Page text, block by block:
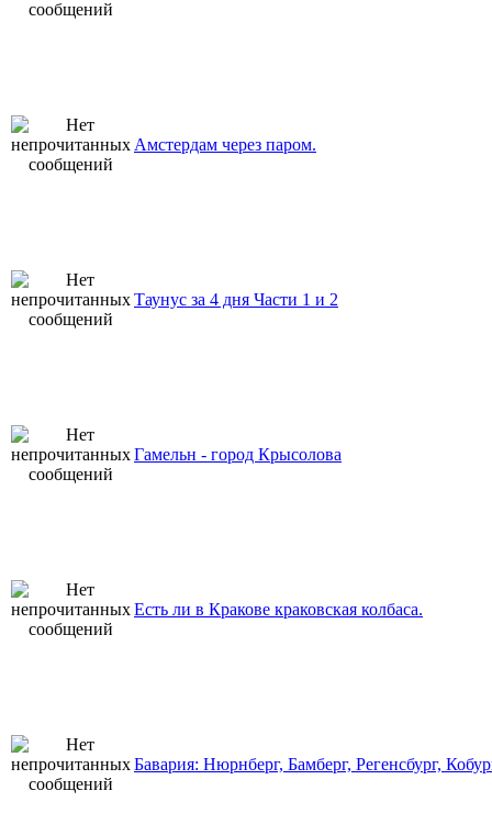
Амстердам через паром.
Таунус за 4 дня Части 1 и 2
Гамельн - город Крысолова
Есть ли в Кракове краковская колбаса.
Бавария: Нюрнберг, Бамберг, Регенсбург,